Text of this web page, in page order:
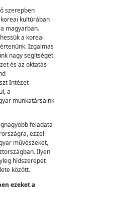
szerepben
kultúrában
magyarban.
a koreai
Izgalmas
nagy segítséget
és az oktatás
Intézet –
a
munkatársaink
feladata
ezzel
művészeket,
Ilyen
hídszerepet
között.
ezeket a